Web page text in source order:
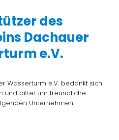
des
Dachauer
e.V.
Wasserturm e.V. bedankt sich
und bittet um freundliche
Unternehmen: